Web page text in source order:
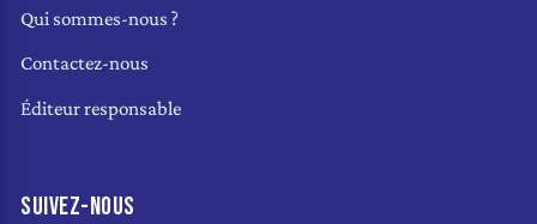
Qui sommes-nous ?
Contactez-nous
Éditeur responsable
SUIVEZ-NOUS